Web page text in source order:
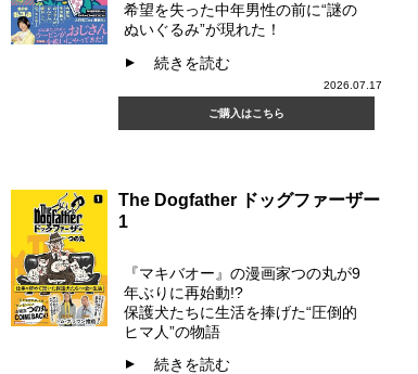
希望を失った中年男性の前に“謎の
ぬいぐるみ”が現れた！
▲ 続きを読む
2026.07.17
ご購入はこちら
The Dogfather ドッグファーザー
1
『マキバオー』の漫画家つの丸が9
年ぶりに再始動!?
保護犬たちに生活を捧げた“圧倒的
ヒマ人”の物語
▲ 続きを読む